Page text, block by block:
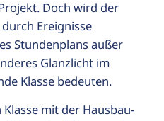
Doch wird der
Ereignisse
Stundenplans außer
Glanzlicht im
Klasse bedeuten.
mit der Hausbau-